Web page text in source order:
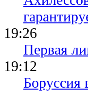
19:26
Первая
19:12
Боруссия